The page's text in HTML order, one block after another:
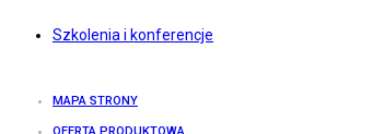
Szkolenia i konferencje
MAPA STRONY